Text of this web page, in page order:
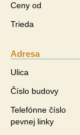
Ceny od
Trieda
Adresa
Ulica
Číslo budovy
Telefónne číslo
pevnej linky